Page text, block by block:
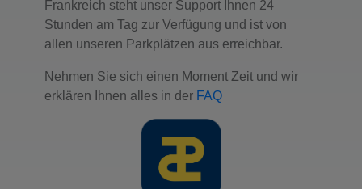
Frankreich steht unser Support Ihnen 24
Stunden am Tag zur Verfügung und ist von
allen unseren Parkplätzen aus erreichbar.
Nehmen Sie sich einen Moment Zeit und wir
erklären Ihnen alles in der FAQ